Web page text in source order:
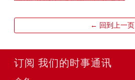
← 回到上一页
订阅 我们的时事通讯